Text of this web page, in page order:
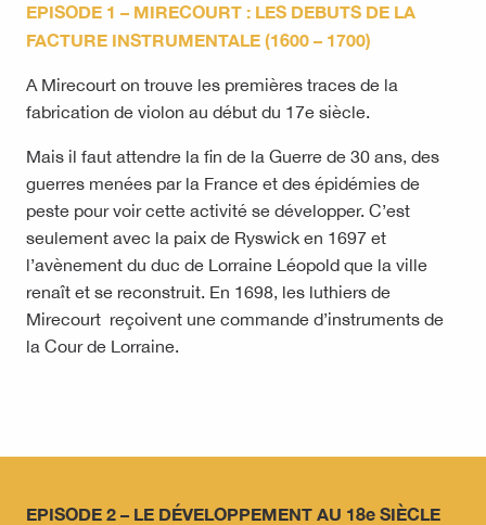
EPISODE 1 – MIRECOURT : LES DEBUTS DE LA
FACTURE INSTRUMENTALE (1600 – 1700)
A Mirecourt on trouve les premières traces de la
fabrication de violon au début du 17e siècle.
Mais il faut attendre la fin de la Guerre de 30 ans, des
guerres menées par la France et des épidémies de
peste pour voir cette activité se développer. C’est
seulement avec la paix de Ryswick en 1697 et
l’avènement du duc de Lorraine Léopold que la ville
renaît et se reconstruit. En 1698, les luthiers de
Mirecourt reçoivent une commande d’instruments de
la Cour de Lorraine.
EPISODE 2 – LE DÉVELOPPEMENT AU 18e SIÈCLE